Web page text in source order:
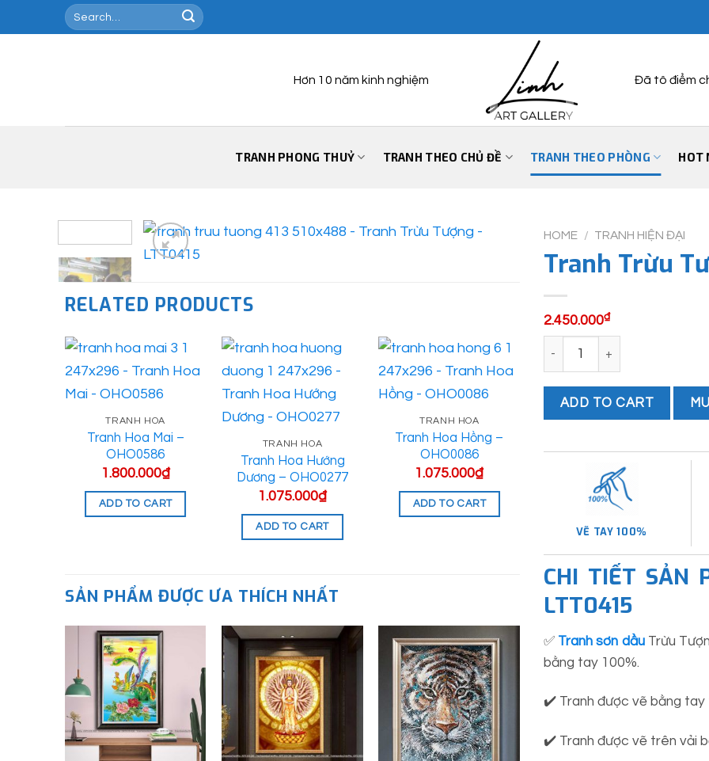
to
Search
for:
Hơn 10 năm kinh nghiệm Đã tô điểm
TRANH PHONG THUỶ TRANH THEO CHỦ ĐỀ TRANH THEO PHÒNG HOT
RELATED PRODUCTS
TRANH HOA
Tranh Hoa Mai –
OHO0586
1.800.000₫
ADD TO CART
TRANH HOA
Tranh Hoa Hướng
Dương – OHO0277
1.075.000₫
ADD TO CART
TRANH HOA
Tranh Hoa Hồng –
OHO0086
1.075.000₫
ADD TO CART
TRANH HOA
OHO0078
2.250.000
ADD TO CART
SẢN PHẨM ĐƯỢC ƯA THÍCH NHẤT
HOME / TRANH HIỆN ĐẠI
Tranh Trừu
2.450.000₫
ADD TO CART
VẼ TAY 100%
CHI TIẾT SẢN
LTT0415
✅ Tranh sơn dầuTrừu
bằng tay 100%.
✔️ Tranh được vẽ bằng tay
✔️ Tranh được vẽ trên vải